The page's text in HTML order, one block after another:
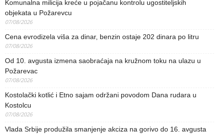
Komunalna milicija kreće u pojačanu kontrolu ugostiteljskih
objekata u Požarevcu
07/08/2026
Cena evrodizela viša za dinar, benzin ostaje 202 dinara po litru
07/08/2026
Od 10. avgusta izmena saobraćaja na kružnom toku na ulazu u
Požarevac
07/08/2026
Kostolački kotlić i Etno sajam održani povodom Dana rudara u
Kostolcu
07/08/2026
Vlada Srbije produžila smanjenje akciza na gorivo do 16. avgusta